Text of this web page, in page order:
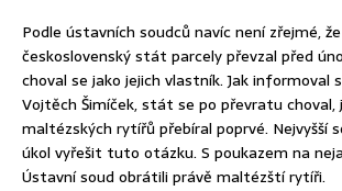
Podle ústavních soudců navíc není zřejmé,
československý stát parcely převzal před
choval se jako jejich vlastník. Jak informoval
Vojtěch Šimíček, stát se po převratu
maltézských rytířů přebíral poprvé. Nejvyšší
úkol vyřešit tuto otázku. S poukazem na
Ústavní soud obrátili právě maltézští rytíři.